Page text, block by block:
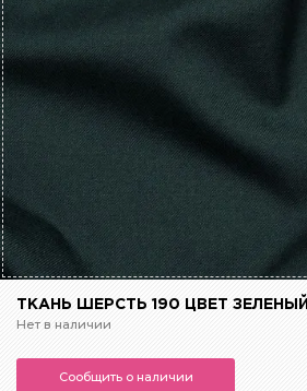
ТКАНЬ ШЕРСТЬ 190 ЦВЕТ ЗЕЛЕНЫЙ
Нет в наличии
Сообщить о наличии